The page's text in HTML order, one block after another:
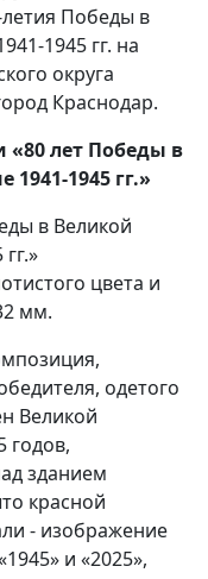
Победы в
1945 гг. на
округа
Краснодар.
лет Победы в
1945 гг.»
в Великой
цвета и
мм.
одетого
Великой
годов,
зданием
красной
- изображение
и «2025»,